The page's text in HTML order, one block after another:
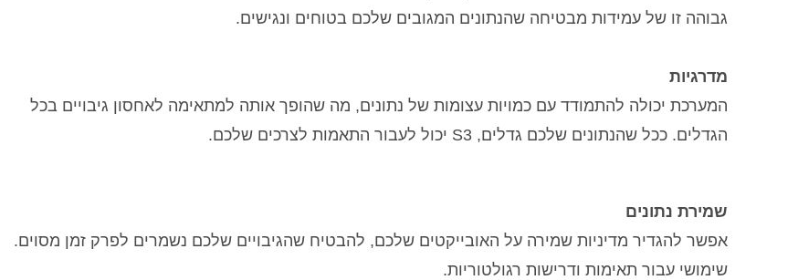
גבוהה זו של עמידות מבטיחה שהנתונים המגובים שלכם בטוחים ונגישים.
מדרגיות
המערכת יכולה להתמודד עם כמויות עצומות של נתונים, מה שהופך אותה למתאימה לאחסון גיבויים בכל
הגדלים. ככל שהנתונים שלכם גדלים, S3 יכול לעבור התאמות לצרכים שלכם.
שמירת נתונים
אפשר להגדיר מדיניות שמירה על האובייקטים שלכם, להבטיח שהגיבויים שלכם נשמרים לפרק זמן מסוים.
שימושי עבור תאימות ודרישות רגולטוריות.